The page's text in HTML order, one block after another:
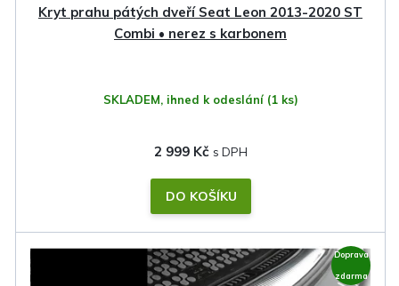
Kryt prahu pátých dveří Seat Leon 2013-2020 ST
Combi • nerez s karbonem
SKLADEM, ihned k odeslání (1 ks)
2 999 Kč
DO KOŠÍKU
Doprava
zdarma